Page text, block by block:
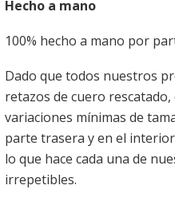
Hecho a mano
100% hecho a mano por
Dado que todos nuestros
retazos de cuero
variaciones mínimas de
parte trasera y en el
lo que hace cada una de
irrepetibles.